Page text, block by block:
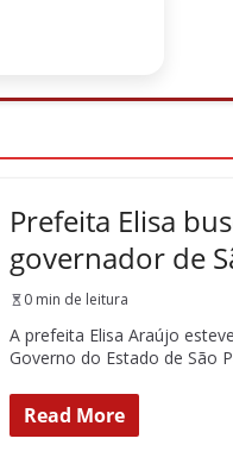
Prefeita Elisa
governador de
0 min de leitura
A prefeita Elisa Araújo
Governo do Estado de São
Read More